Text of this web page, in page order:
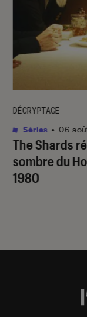
The Shards
sombre du
1980
DÉCRYPTAGE
Séries • 06